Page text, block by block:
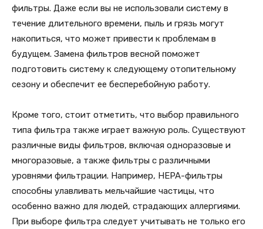
фильтры. Даже если вы не использовали систему в
течение длительного времени, пыль и грязь могут
накопиться, что может привести к проблемам в
будущем. Замена фильтров весной поможет
подготовить систему к следующему отопительному
сезону и обеспечит ее бесперебойную работу.
Кроме того, стоит отметить, что выбор правильного
типа фильтра также играет важную роль. Существуют
различные виды фильтров, включая одноразовые и
многоразовые, а также фильтры с различными
уровнями фильтрации. Например, HEPA-фильтры
способны улавливать мельчайшие частицы, что
особенно важно для людей, страдающих аллергиями.
При выборе фильтра следует учитывать не только его